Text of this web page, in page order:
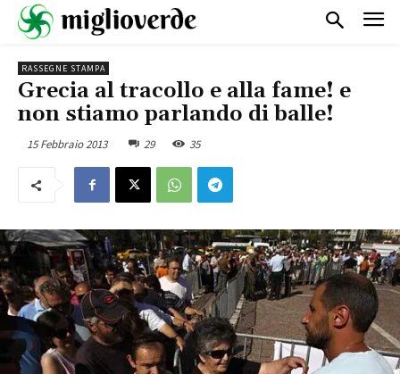
RASSEGNE STAMPA
Grecia al tracollo e alla fame! e
non stiamo parlando di balle!
15 Febbraio 2013 29 35